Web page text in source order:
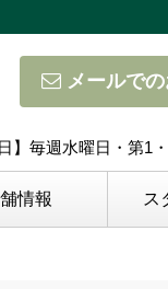
メールで
】毎週水曜日・第1
情報 ス